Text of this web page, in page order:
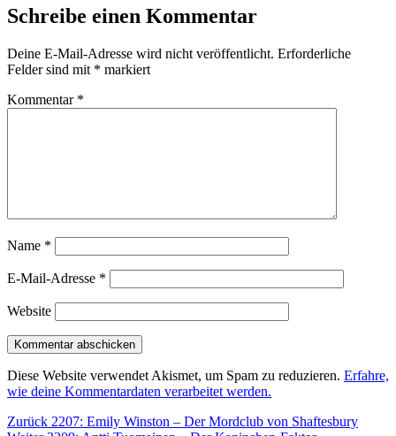
Schreibe einen Kommentar
Deine E-Mail-Adresse wird nicht veröffentlicht. Erforderliche
Felder sind mit * markiert
Kommentar *
Name *
E-Mail-Adresse *
Website
Diese Website verwendet Akismet, um Spam zu reduzieren. Erfahre,
wie deine Kommentardaten verarbeitet werden.
Beitragsnavigation
Zurück Vorheriger
2207: Emily Winston – Der Mordclub von Shaftesbury